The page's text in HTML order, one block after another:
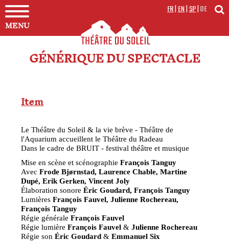
MENU
FR|EN|SP|DE
GÉNÉRIQUE DU SPECTACLE
Item
Le Théâtre du Soleil & la vie brève - Théâtre de
l'Aquarium accueillent le Théâtre du Radeau
Dans le cadre de BRUIT - festival théâtre et musique
Mise en scène et scénographie François Tanguy
AvecFrode Bjørnstad, Laurence Chable, Martine
Dupé, Erik Gerken, Vincent Joly
Élaboration sonoreÉric Goudard, François Tanguy
Lumières François Fauvel, Julienne Rochereau,
François Tanguy
Régie générale François Fauvel
Régie lumière François Fauvel & Julienne Rochereau
Régie sonÉric Goudard&Emmanuel Six